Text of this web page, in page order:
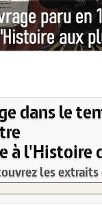
dans le
à l'Histoire
les